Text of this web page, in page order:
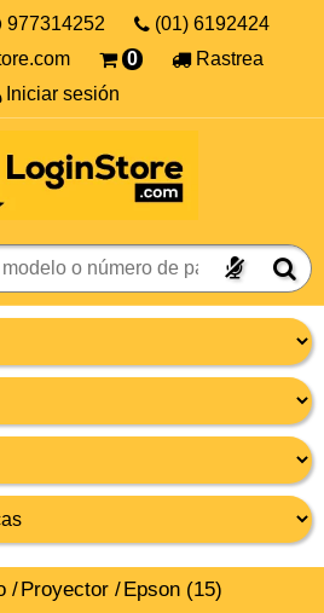
977314252
(01) 6192424
0
Rastrea
Iniciar sesión
/Proyector /Epson (15)